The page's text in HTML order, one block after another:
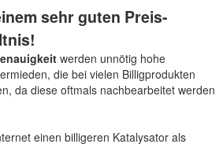
sehr guten Preis-
werden unnötig hohe
die bei vielen Billigprodukten
da diese oftmals nachbearbeitet werden
einen billigeren Katalysator als